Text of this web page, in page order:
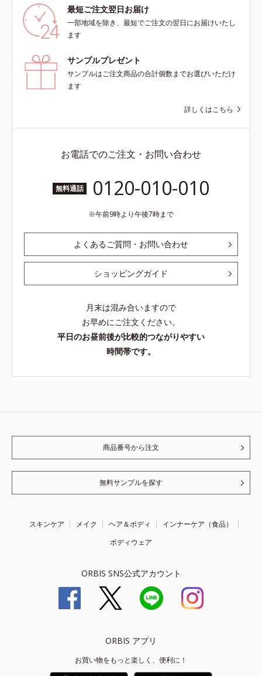
最短ご注文翌日お届け
一部地域を除き、最短でご注文の翌日にお届けいたし
ます
サンプルプレゼント
サンプルはご注文商品の合計個数までお選びいただけ
ます
詳しくはこちら
お電話でのご注文・お問い合わせ
無料通話 0120-010-010
午前9時より午後7時まで
よくあるご質問・お問い合わせ
ショッピングガイド
月末は混み合いますので
お早めにご注文ください。
平日のお昼前後が比較的つながりやすい
時間帯です。
商品番号から注文
無料サンプルを探す
スキンケア メイク ヘア＆ボディ
インナーケア（食品）
ボディウェア
ORBIS SNS公式アカウント
ORBIS アプリ
お買い物をもっと楽しく、便利に！